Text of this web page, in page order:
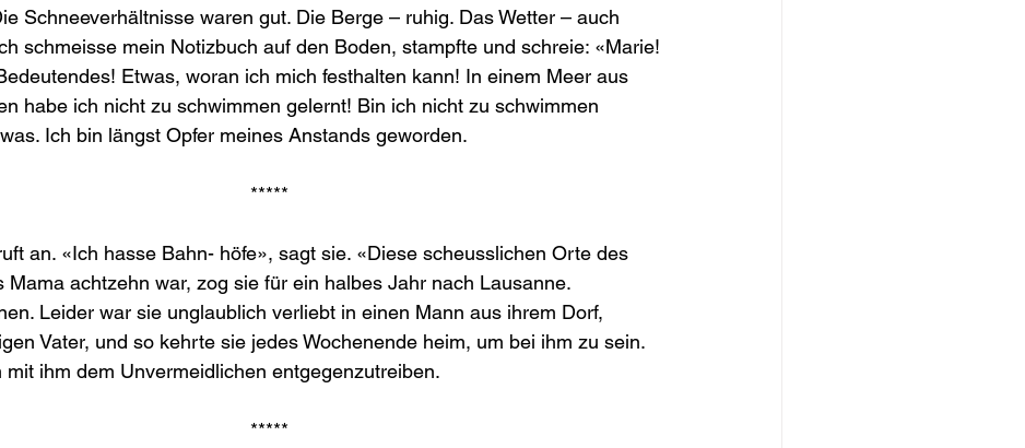
Schneeverhältnisse waren gut. Die Berge – ruhig. Das Wetter – auch
schmeisse mein Notizbuch auf den Boden, stampfte und schreie: «Marie!
Etwas, woran ich mich festhalten kann! In einem Meer aus
habe ich nicht zu schwimmen gelernt! Bin ich nicht zu schwimmen
Ich bin längst Opfer meines Anstands geworden.
*****
an. «Ich hasse Bahn- höfe», sagt sie. «Diese scheusslichen Orte des
Mama achtzehn war, zog sie für ein halbes Jahr nach Lausanne.
Leider war sie unglaublich verliebt in einen Mann aus ihrem Dorf,
Vater, und so kehrte sie jedes Wochenende heim, um bei ihm zu sein.
mit ihm dem Unvermeidlichen entgegenzutreiben.
*****